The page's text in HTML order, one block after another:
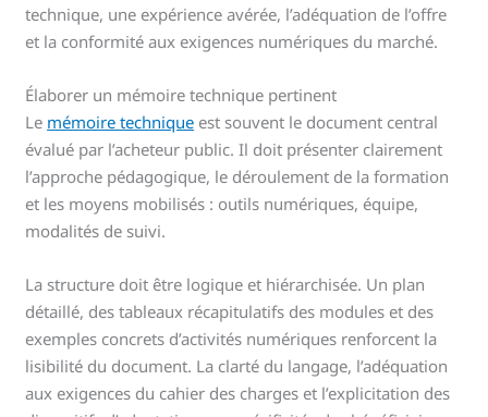
technique, une expérience avérée, l’adéquation de l’offre
et la conformité aux exigences numériques du marché.
Élaborer un mémoire technique pertinent
Le mémoire technique est souvent le document central
évalué par l’acheteur public. Il doit présenter clairement
l’approche pédagogique, le déroulement de la formation
et les moyens mobilisés : outils numériques, équipe,
modalités de suivi.
La structure doit être logique et hiérarchisée. Un plan
détaillé, des tableaux récapitulatifs des modules et des
exemples concrets d’activités numériques renforcent la
lisibilité du document. La clarté du langage, l’adéquation
aux exigences du cahier des charges et l’explicitation des